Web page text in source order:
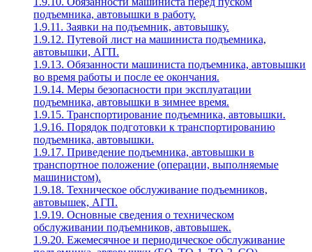
подъемника, автовышки в работу.
1.9.11. Заявки на подъемник, автовышку.
1.9.12. Путевой лист на машиниста подъемника,
автовышки, АГП.
1.9.13. Обязанности машиниста подъемника, автовышки
во время работы и после ее окончания.
1.9.14. Меры безопасности при эксплуатации
подъемника, автовышки в зимнее время.
1.9.15. Транспортирование подъемника, автовышки.
1.9.16. Порядок подготовки к транспортированию
подъемника, автовышки.
1.9.17. Приведение подъемника, автовышки в
транспортное положение (операции, выполняемые
машинистом).
1.9.18. Техническое обслуживание подъемников,
автовышек, АГП.
1.9.19. Основные сведения о техническом
обслуживании подъемников, автовышек.
1.9.20. Ежемесячное и периодическое обслуживание